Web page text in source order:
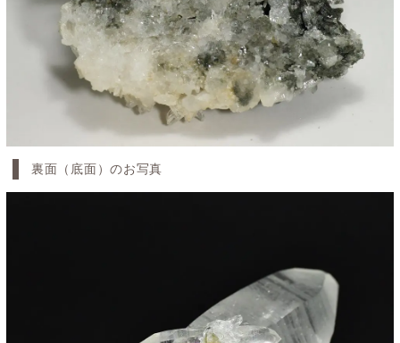
裏面（底面）のお写真